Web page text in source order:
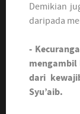
Demikian
daripada
-
mengambil
dari
Syu’aib.